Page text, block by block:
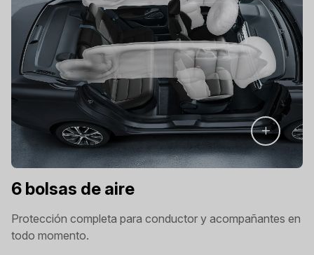
6 bolsas de aire
Protección completa para conductor y acompañantes en
todo momento.